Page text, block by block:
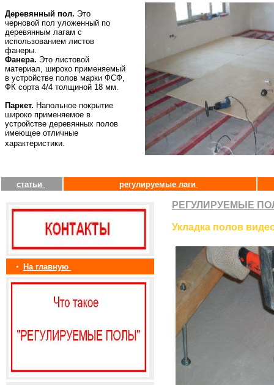
Деревянный пол. Это
черновой пол уложенный по
деревянным лагам с
использованием листов
фанеры.
Фанера. Это листовой
материал, широко применяемый
в устройстве полов марки ФСФ,
ФК сорта 4/4 толщиной 18 мм.
Паркет. Напольное покрытие
широко применяемое в
устройстве деревянных полов
имеющее отличные
характеристики.
статьи регулируемые лаги
• На главную
РЕГУЛИРУЕМЫЕ
Укладка полов